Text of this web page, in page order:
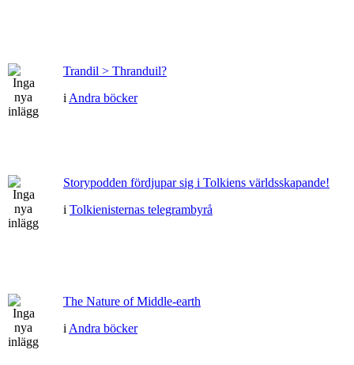
Trandil > Thranduil?
i Andra böcker
Storypodden fördjupar sig i Tolkiens världsskapande!
i Tolkienisternas telegrambyrå
The Nature of Middle-earth
i Andra böcker